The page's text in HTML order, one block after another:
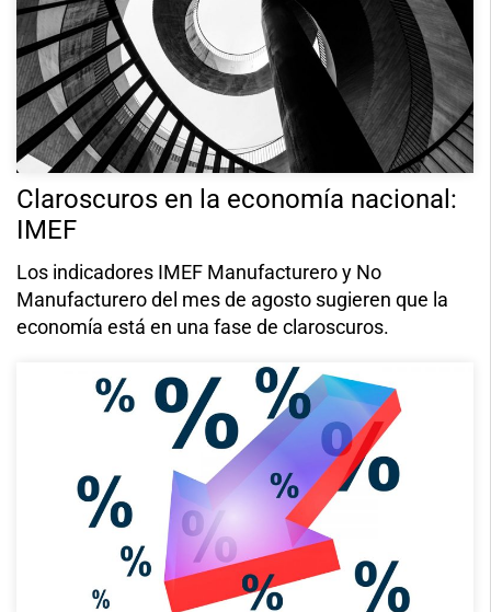
Claroscuros en la economía nacional:
IMEF
Los indicadores IMEF Manufacturero y No
Manufacturero del mes de agosto sugieren que la
economía está en una fase de claroscuros.